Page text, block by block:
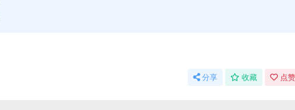
分享 收藏 点